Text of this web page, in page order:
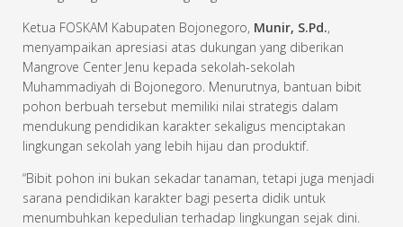
Ketua FOSKAM Kabupaten Bojonegoro, Munir, S.Pd.,
menyampaikan apresiasi atas dukungan yang diberikan
Mangrove Center Jenu kepada sekolah-sekolah
Muhammadiyah di Bojonegoro. Menurutnya, bantuan bibit
pohon berbuah tersebut memiliki nilai strategis dalam
mendukung pendidikan karakter sekaligus menciptakan
lingkungan sekolah yang lebih hijau dan produktif.
“Bibit pohon ini bukan sekadar tanaman, tetapi juga menjadi
sarana pendidikan karakter bagi peserta didik untuk
menumbuhkan kepedulian terhadap lingkungan sejak dini.